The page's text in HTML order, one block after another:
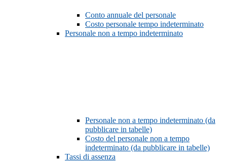
Conto annuale del personale
Costo personale tempo indeterminato
Personale non a tempo indeterminato
Personale non a tempo indeterminato (da
pubblicare in tabelle)
Costo del personale non a tempo
indeterminato (da pubblicare in tabelle)
Tassi di assenza